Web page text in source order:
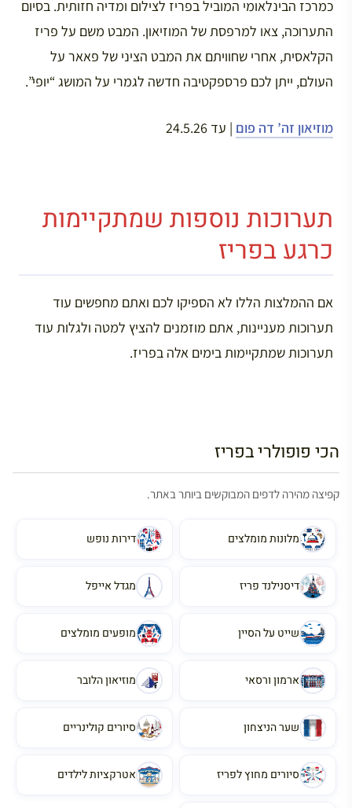
כמרכז הבינלאומי המוביל בפריז לצילום ומדיה חזותית. בסיום
התערוכה, צאו למרפסת של המוזיאון. המבט משם על פריז
הקלאסית, אחרי שחוויתם את המבט הציני של פאאר על
העולם, ייתן לכם פרספקטיבה חדשה לגמרי על המושג “יופי”.
מוזיאון זה’ דה פום | עד 24.5.26
תערוכות נוספות שמתקיימות
כרגע בפריז
אם ההמלצות הללו לא הספיקו לכם ואתם מחפשים עוד
תערוכות מעניינות, אתם מוזמנים להציץ למטה ולגלות עוד
תערוכות שמתקיימות בימים אלה בפריז.
הכי פופולרי בפריז
קפיצה מהירה לדפים המבוקשים ביותר באתר.
מלונות מומלצים דירות נופש
דיסנילנד פריז מגדל אייפל
שייט על הסיין מופעים מומלצים
ארמון ורסאי מוזיאון הלובר
שער הניצחון סיורים קולינריים
סיורים מחוץ לפריז אטרקציות לילדים